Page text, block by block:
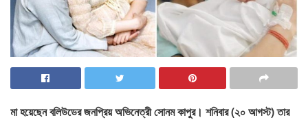
মা হয়েছেন বলিউডের জনপ্রিয় অভিনেত্রী সোনম কাপুর। শনিবার (২০ আগস্ট) তার